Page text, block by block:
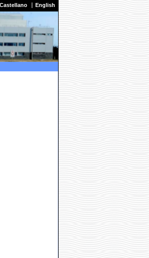
Castellano English